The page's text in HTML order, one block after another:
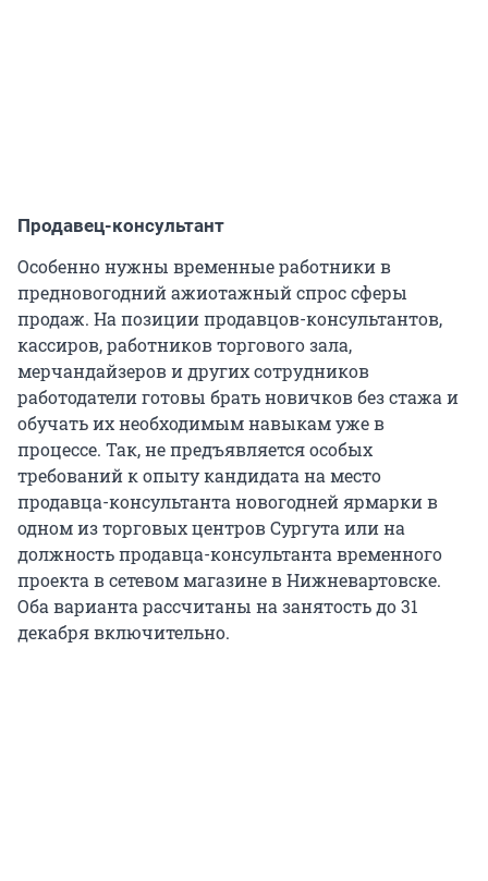
Продавец-консультант
Особенно нужны временные работники в
предновогодний ажиотажный спрос сферы
продаж. На позиции продавцов-консультантов,
кассиров, работников торгового зала,
мерчандайзеров и других сотрудников
работодатели готовы брать новичков без стажа и
обучать их необходимым навыкам уже в
процессе. Так, не предъявляется особых
требований к опыту кандидата на место
продавца-консультанта новогодней ярмарки в
одном из торговых центров Сургута или на
должность продавца-консультанта временного
проекта в сетевом магазине в Нижневартовске.
Оба варианта рассчитаны на занятость до 31
декабря включительно.